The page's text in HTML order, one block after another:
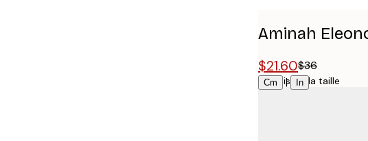
Aminah
$21.60$36
Cm | In
Choisissez la taille